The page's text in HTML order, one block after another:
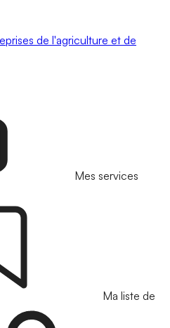
de l'agriculture et de
Mes services
Ma liste de